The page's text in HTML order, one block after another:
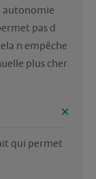
autonomie
pas d
n empêche
plus cher
qui permet